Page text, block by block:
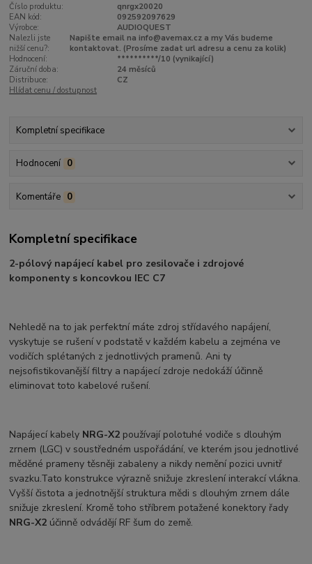
Číslo produktu:
qnrgx20020
EAN kód:
092592097629
Výrobce:
AUDIOQUEST
Nalezli jste
nižší cenu?:
Napište email na info@avemax.cz a my Vás budeme
kontaktovat. (Prosíme zadat url adresu a cenu za kolik)
Hodnocení:
**********/10 (vynikající)
Záruční doba:
24 měsíců
Distribuce:
CZ
Hlídat cenu / dostupnost
Kompletní specifikace
Hodnocení 0
Komentáře 0
Kompletní specifikace
2-pólový napájecí kabel pro zesilovače i zdrojové
komponenty s koncovkou IEC C7
Nehledě na to jak perfektní máte zdroj střídavého napájení,
vyskytuje se rušení v podstatě v každém kabelu a zejména ve
vodičích splétaných z jednotlivých pramenů. Ani ty
nejsofistikovanější filtry a napájecí zdroje nedokáží účinně
eliminovat toto kabelové rušení.
Napájecí kabely NRG-X2 používají polotuhé vodiče s dlouhým
zrnem (LGC) v soustředném uspořádání, ve kterém jsou jednotlivé
měděné prameny těsněji zabaleny a nikdy nemění pozici uvnitř
svazku.Tato konstrukce výrazně snižuje zkreslení interakcí vlákna.
Vyšší čistota a jednotnější struktura mědi s dlouhým zrnem dále
snižuje zkreslení. Kromě toho stříbrem potažené konektory řady
NRG-X2 účinně odvádějí RF šum do země.